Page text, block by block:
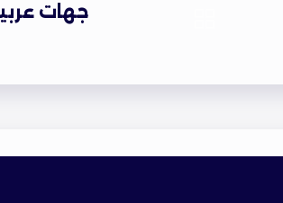
جهات